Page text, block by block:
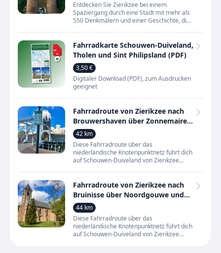
Entdecken Sie Zierikzee bei einem
Spaziergang durch eine Stadt mit mehr als
550 Denkmälern und einer Geschichte, die
Fahrradkarte Schouwen-Duiveland,
Tholen und Sint Philipsland (PDF)
3,50 €
Digitaler Download (PDF), zum Ausdrucken
geeignet
Fahrradroute von Zierikzee nach
Brouwershaven über Zonnemaire
und Noordgouwe
42 km
Diese Fahrradroute über das
niederländische Knotenpunktnetz führt dich
auf Schouwen-Duiveland von Zierikzee
Fahrradroute von Zierikzee nach
Bruinisse über Noordgouwe und
Dreischor entlang des
Grevelingenmeers
44 km
Diese Fahrradroute über das
niederländische Knotenpunktnetz führt dich
auf Schouwen-Duiveland von Zierikzee